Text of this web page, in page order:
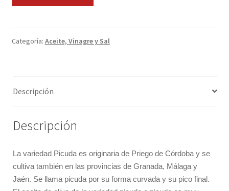
Pescados y Mariscos
Política de Privacidad Y Cookies
Quienes somos
Términos y condiciones
Extra
Categoría: Aceite, Vinagre y Sal
Descripción
Descripción
La variedad Picuda es originaria de Priego de Córdoba y se
cultiva también en las provincias de Granada, Málaga y
Jaén. Se llama picuda por su forma curvada y su pico final.